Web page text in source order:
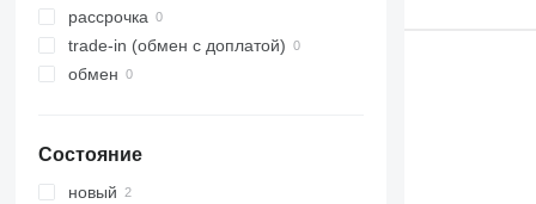
рассрочка
trade-in (обмен с доплатой)
обмен
Состояние
новый